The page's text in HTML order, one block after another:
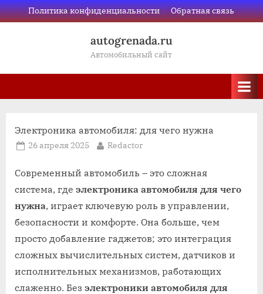
Skip
to
Политика конфиденциальности Обратная связь
autogrenada.ru
Автомобильный сайт
Электроника автомобиля: для чего нужна
Posted
26 апреля 2025 By
Redactor
Современный автомобиль – это сложная
система, где электроника автомобиля для чего
нужна, играет ключевую роль в управлении,
безопасности и комфорте. Она больше, чем
просто добавление гаджетов; это интеграция
сложных вычислительных систем, датчиков и
исполнительных механизмов, работающих
слаженно. Без электроники автомобиля для